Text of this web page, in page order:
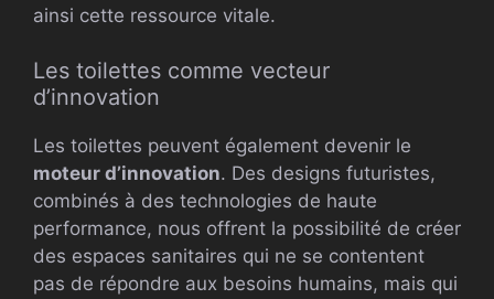
ainsi cette ressource vitale.
Les toilettes comme vecteur
d’innovation
Les toilettes peuvent également devenir le
moteur d’innovation. Des designs futuristes,
combinés à des technologies de haute
performance, nous offrent la possibilité de créer
des espaces sanitaires qui ne se contentent
pas de répondre aux besoins humains, mais qui